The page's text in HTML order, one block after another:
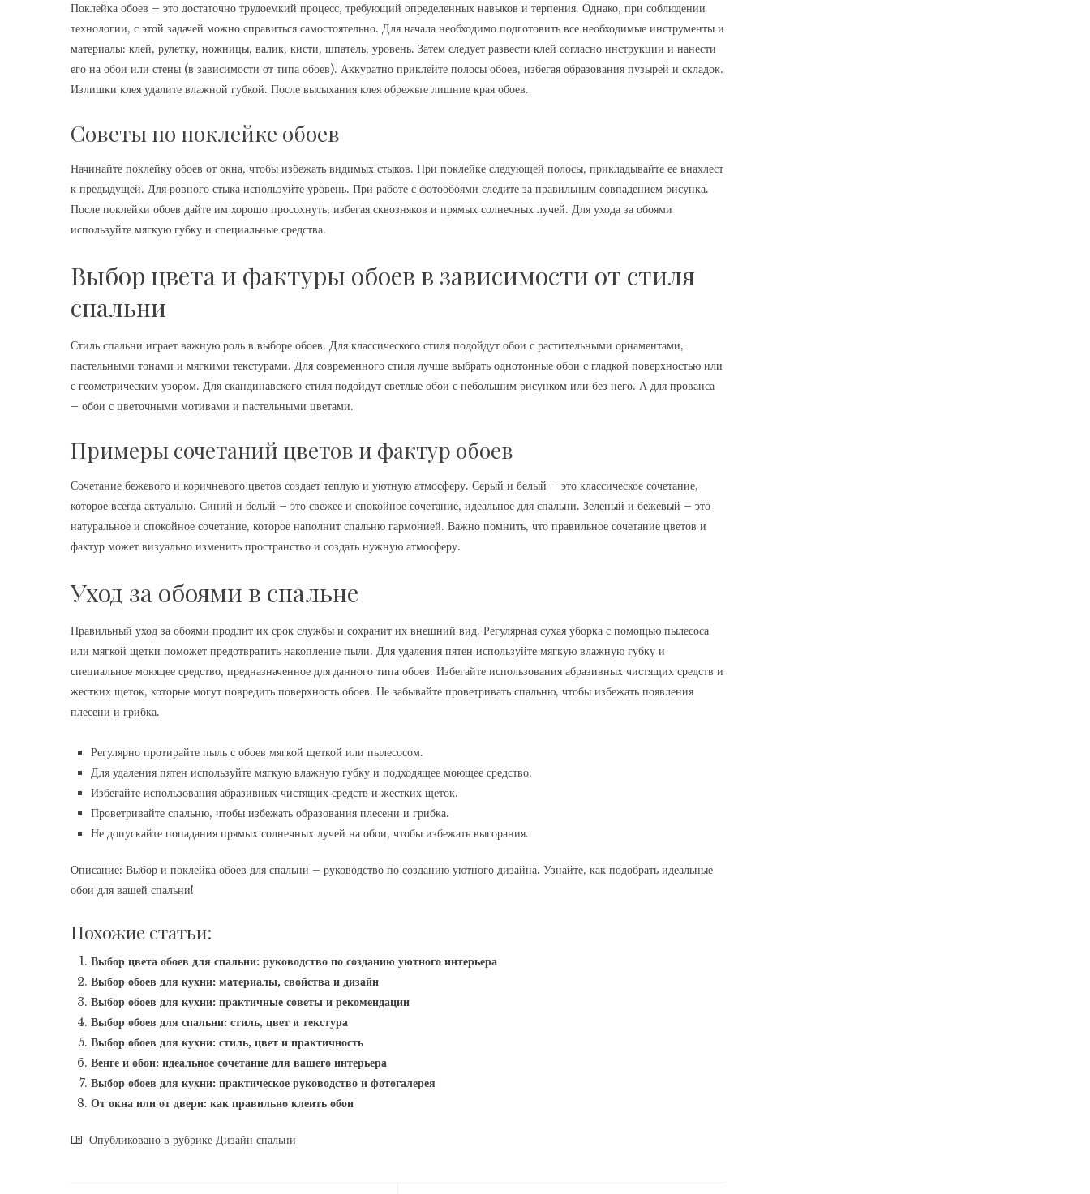
Поклейка обоев – это достаточно трудоемкий процесс, требующий определенных навыков и терпения. Однако, при соблюдении
технологии, с этой задачей можно справиться самостоятельно. Для начала необходимо подготовить все необходимые инструменты и
материалы: клей, рулетку, ножницы, валик, кисти, шпатель, уровень. Затем следует развести клей согласно инструкции и нанести
его на обои или стены (в зависимости от типа обоев). Аккуратно приклейте полосы обоев, избегая образования пузырей и складок.
Излишки клея удалите влажной губкой. После высыхания клея обрежьте лишние края обоев.
Советы по поклейке обоев
Начинайте поклейку обоев от окна, чтобы избежать видимых стыков. При поклейке следующей полосы, прикладывайте ее внахлест
к предыдущей. Для ровного стыка используйте уровень. При работе с фотообоями следите за правильным совпадением рисунка.
После поклейки обоев дайте им хорошо просохнуть, избегая сквозняков и прямых солнечных лучей. Для ухода за обоями
используйте мягкую губку и специальные средства.
Выбор цвета и фактуры обоев в зависимости от стиля
спальни
Стиль спальни играет важную роль в выборе обоев. Для классического стиля подойдут обои с растительными орнаментами,
пастельными тонами и мягкими текстурами. Для современного стиля лучше выбрать однотонные обои с гладкой поверхностью или
с геометрическим узором. Для скандинавского стиля подойдут светлые обои с небольшим рисунком или без него. А для прованса
– обои с цветочными мотивами и пастельными цветами.
Примеры сочетаний цветов и фактур обоев
Сочетание бежевого и коричневого цветов создает теплую и уютную атмосферу. Серый и белый – это классическое сочетание,
которое всегда актуально. Синий и белый – это свежее и спокойное сочетание, идеальное для спальни. Зеленый и бежевый – это
натуральное и спокойное сочетание, которое наполнит спальню гармонией. Важно помнить, что правильное сочетание цветов и
фактур может визуально изменить пространство и создать нужную атмосферу.
Уход за обоями в спальне
Правильный уход за обоями продлит их срок службы и сохранит их внешний вид. Регулярная сухая уборка с помощью пылесоса
или мягкой щетки поможет предотвратить накопление пыли. Для удаления пятен используйте мягкую влажную губку и
специальное моющее средство, предназначенное для данного типа обоев. Избегайте использования абразивных чистящих средств и
жестких щеток, которые могут повредить поверхность обоев. Не забывайте проветривать спальню, чтобы избежать появления
плесени и грибка.
Регулярно протирайте пыль с обоев мягкой щеткой или пылесосом.
Для удаления пятен используйте мягкую влажную губку и подходящее моющее средство.
Избегайте использования абразивных чистящих средств и жестких щеток.
Проветривайте спальню, чтобы избежать образования плесени и грибка.
Не допускайте попадания прямых солнечных лучей на обои, чтобы избежать выгорания.
Описание: Выбор и поклейка обоев для спальни – руководство по созданию уютного дизайна. Узнайте, как подобрать идеальные
обои для вашей спальни!
Похожие статьи:
Выбор цвета обоев для спальни: руководство по созданию уютного интерьера
Выбор обоев для кухни: материалы, свойства и дизайн
Выбор обоев для кухни: практичные советы и рекомендации
Выбор обоев для спальни: стиль, цвет и текстура
Выбор обоев для кухни: стиль, цвет и практичность
Венге и обои: идеальное сочетание для вашего интерьера
Выбор обоев для кухни: практическое руководство и фотогалерея
От окна или от двери: как правильно клеить обои
Опубликовано в рубрике Дизайн спальни